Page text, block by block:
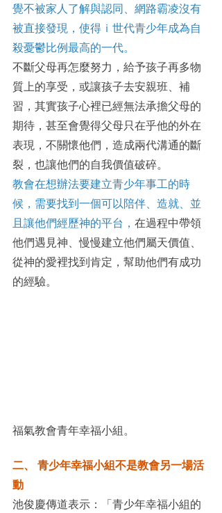
覺不被家人了解與認同、網路霸凌沒有
被直接發現，使得ｉ世代青少年成為自
殺憂鬱比例最高的一代。
不斷父母再怎麼努力，給予孩子再多物
質上的享受，或讓孩子去安親班、補
習，其實孩子心裡已經無法承擔父母的
期待，甚至會覺得父母只在乎他的外在
表現，不關懷他們，造成兩代溝通的斷
裂，也讓他們的自我價值破碎。
教會在想辦法要建立青少年事工的時
候，需要找到一個可以陪伴、造就、並
且讓他們經歷神的平台， 在過程中帶領
他們遇見神、慢慢建立他們屬天價值、
從神的愛裡找到肯定，幫助他們有成功
的經驗。
福氣教會青年幸福小組。
二、 青少年幸福小組不是教會另一場活
動
池俊慶傳道表示：「青少年幸福小組的